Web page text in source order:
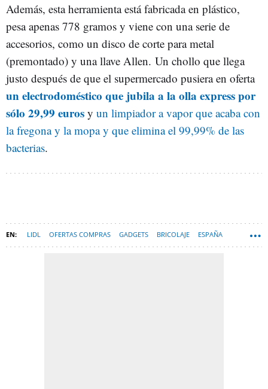
Además, esta herramienta está fabricada en plástico,
pesa apenas 778 gramos y viene con una serie de
accesorios, como un disco de corte para metal
(premontado) y una llave Allen. Un chollo que llega
justo después de que el supermercado pusiera en oferta
un electrodoméstico que jubila a la olla express por
sólo 29,99 euros y un limpiador a vapor que acaba con
la fregona y la mopa y que elimina el 99,99% de las
bacterias.
LIDL OFERTAS COMPRAS GADGETS BRICOLAJE ESPAÑA